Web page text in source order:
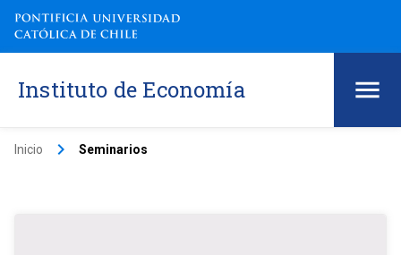
Instituto de Economía
Inicio keyboard_arrow_right Seminarios